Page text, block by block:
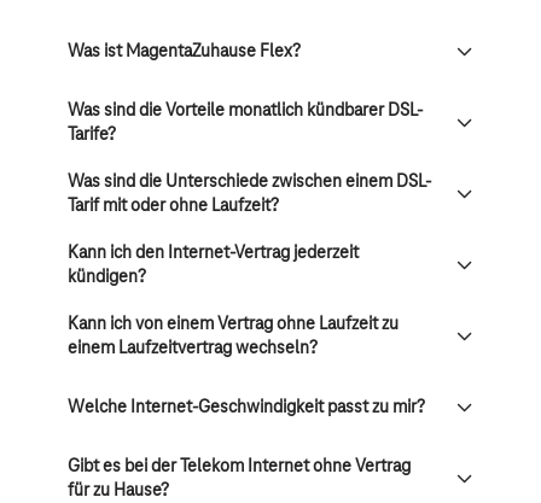
Was ist MagentaZuhause Flex?
Was sind die Vorteile monatlich kündbarer DSL-
Tarife?
Was sind die Unterschiede zwischen einem DSL-
Tarif mit oder ohne Laufzeit?
Kann ich den Internet-Vertrag jederzeit
kündigen?
Kann ich von einem Vertrag ohne Laufzeit zu
einem Laufzeitvertrag wechseln?
Welche Internet-Geschwindigkeit passt zu mir?
Gibt es bei der Telekom Internet ohne Vertrag
für zu Hause?